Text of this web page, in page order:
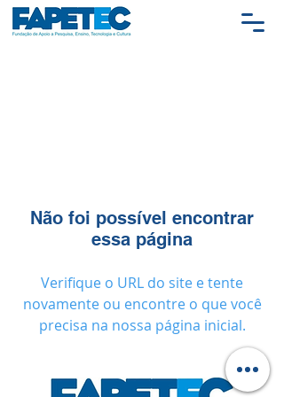
Não foi possível encontrar
essa página
Verifique o URL do site e tente
novamente ou encontre o que você
precisa na nossa página inicial.